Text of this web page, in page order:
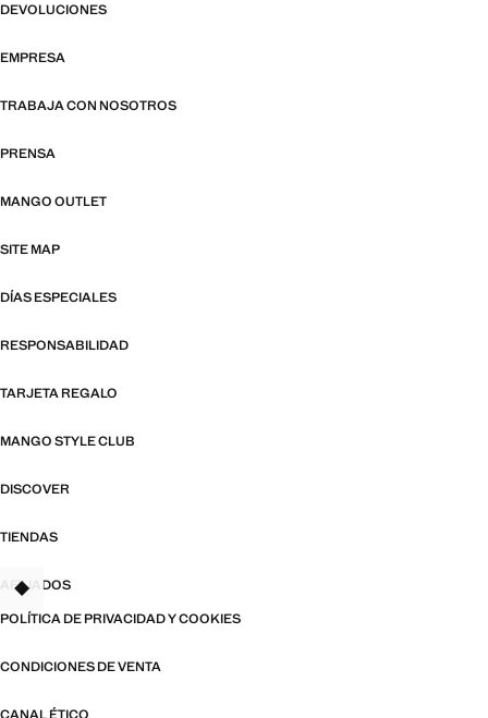
DEVOLUCIONES
EMPRESA
TRABAJA CON NOSOTROS
PRENSA
MANGO OUTLET
SITE MAP
DÍAS ESPECIALES
RESPONSABILIDAD
TARJETA REGALO
MANGO STYLE CLUB
DISCOVER
TIENDAS
AFILIADOS
POLÍTICA DE PRIVACIDAD Y COOKIES
CONDICIONES DE VENTA